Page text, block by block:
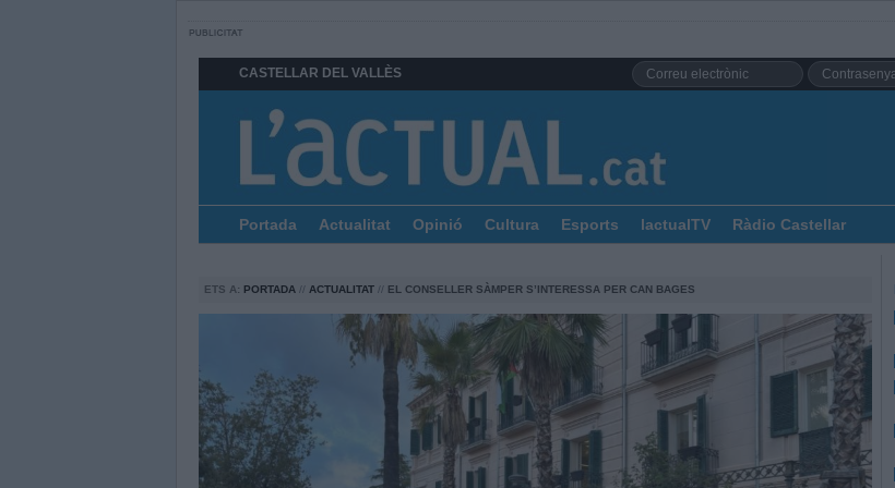
CASTELLAR DEL VALLÈS
Portada Actualitat Opinió Cultura Esports lactualTV Ràdio Castellar
ETS A: PORTADA // ACTUALITAT // EL CONSELLER SÀMPER S’INTERESSA PER CAN BAGES